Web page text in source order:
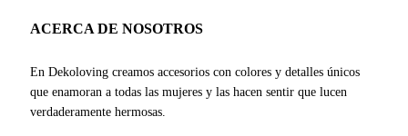
ACERCA DE NOSOTROS
En Dekoloving creamos accesorios con colores y detalles únicos
que enamoran a todas las mujeres y las hacen sentir que lucen
verdaderamente hermosas.